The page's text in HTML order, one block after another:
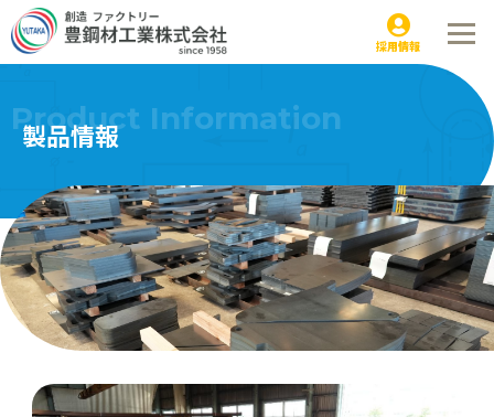
採用情報
支保工｜製品情報
Product Information
製品情報